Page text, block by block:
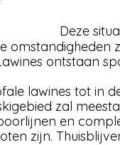
Deze
omstandigheden
ontstaan
lawines tot in
zal
en
zijn.